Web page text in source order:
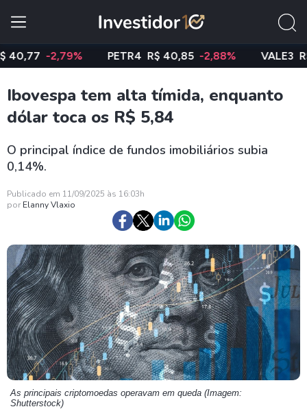
-2,79% PETR4 R$ 40,85 -2,88% VALE3 R$
Ibovespa tem alta tímida, enquanto
dólar toca os R$ 5,84
O principal índice de fundos imobiliários subia
0,14%.
Publicado em 11/09/2025 às 16:03h
por Elanny Vlaxio
As principais criptomoedas operavam em queda (Imagem:
Shutterstock)